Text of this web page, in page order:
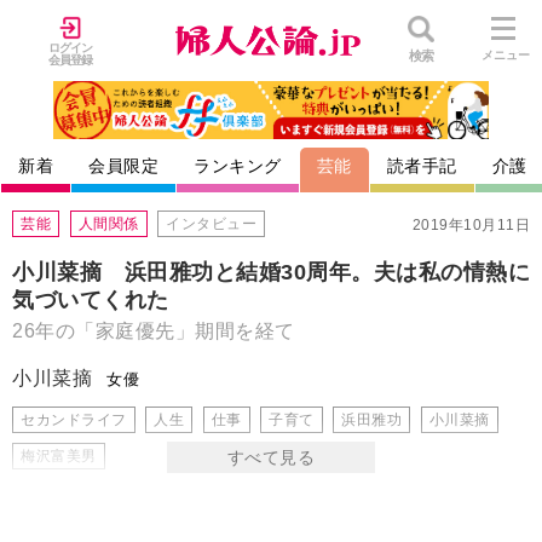
ログイン
会員登録
検索 メニュー
新着 会員限定 ランキング 芸能 読者手記 介護
2019年10月11日
芸能 人間関係 インタビュー
小川菜摘 浜田雅功と結婚30周年。夫は私の情熱に
気づいてくれた
26年の「家庭優先」期間を経て
小川菜摘 女優
セカンドライフ 人生 仕事 子育て 浜田雅功 小川菜摘
梅沢富美男